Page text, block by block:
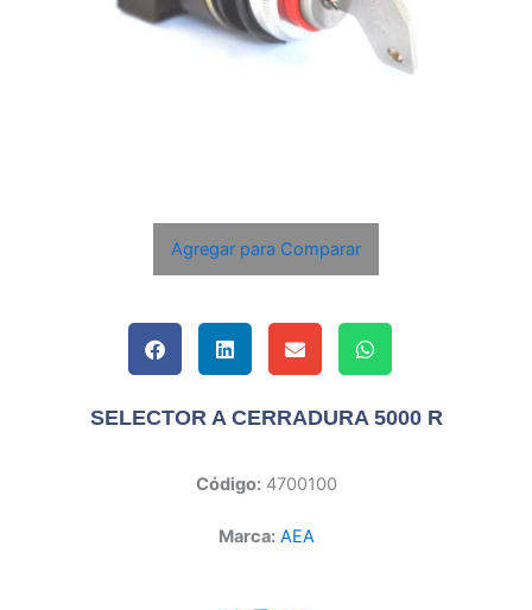
Agregar para Comparar
SELECTOR A CERRADURA 5000 R
Código:4700100
Marca: AEA